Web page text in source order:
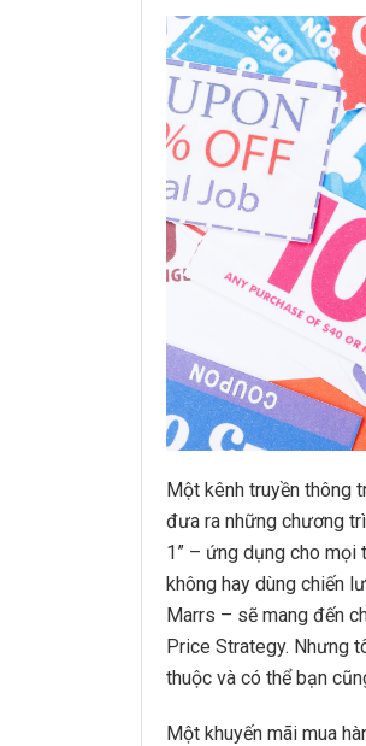
Một kênh truyền thông
đưa ra những chương
1” – ứng dụng cho mọi
không hay dùng chiến
Marrs – sẽ mang đến
Price Strategy. Nhưng
thuộc và có thể bạn
Một khuyến mãi mua